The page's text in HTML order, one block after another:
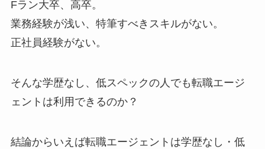
Fラン大卒、高卒。
業務経験が浅い、特筆すべきスキルがない。
正社員経験がない。
そんな学歴なし、低スペックの人でも転職エージ
ェントは利用できるのか？
結論からいえば転職エージェントは学歴なし・低